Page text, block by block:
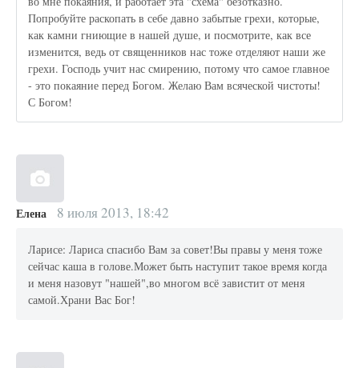
Попробуйте раскопать в себе давно забытые грехи, которые,
как камни гниющие в нашей душе, и посмотрите, как все
изменится, ведь от священников нас тоже отделяют наши же
грехи. Господь учит нас смирению, потому что самое главное
- это покаяние перед Богом. Желаю Вам всяческой чистоты!
С Богом!
Елена 8 июля 2013, 18:42
Ларисе: Лариса спасибо Вам за совет!Вы правы у меня тоже
сейчас каша в голове.Может быть наступит такое время когда
и меня назовут "нашей",во многом всё завистит от меня
самой.Храни Вас Бог!